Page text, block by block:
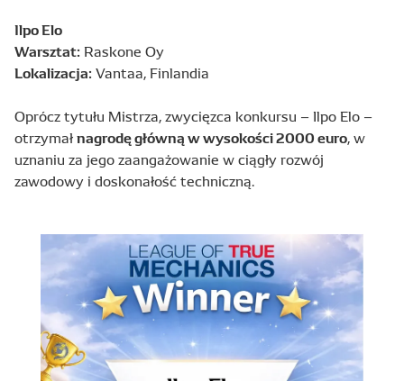
Ilpo Elo
Warsztat: Raskone Oy
Lokalizacja: Vantaa, Finlandia
Oprócz tytułu Mistrza, zwycięzca konkursu – Ilpo Elo –
otrzymałnagrodę główną w wysokości 2000 euro, w
uznaniu za jego zaangażowanie w ciągły rozwój
zawodowy i doskonałość techniczną.